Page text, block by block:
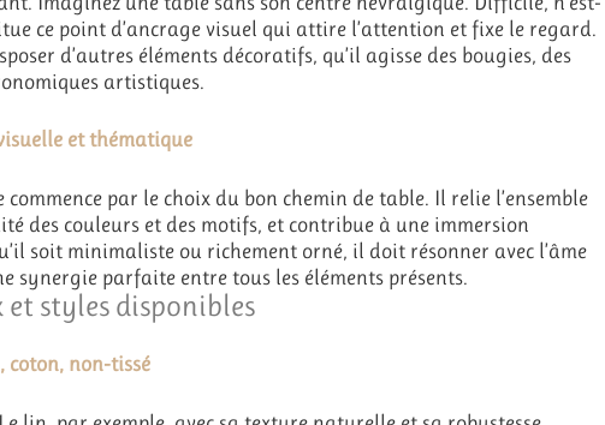
ce point d’ancrage visuel qui attire l’attention et fixe le regard.
d’autres éléments décoratifs, qu’il agisse des bougies, des
artistiques.
et thématique
par le choix du bon chemin de table. Il relie l’ensemble
des couleurs et des motifs, et contribue à une immersion
soit minimaliste ou richement orné, il doit résonner avec l’âme
synergie parfaite entre tous les éléments présents.
et styles disponibles
non-tissé